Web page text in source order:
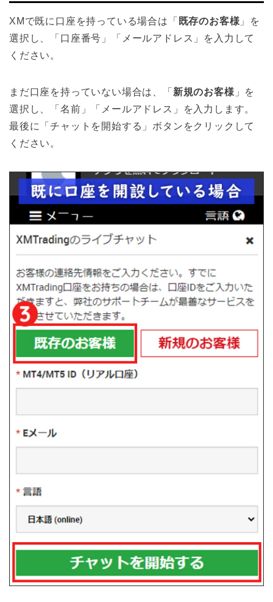
XMで既に口座を持っている場合は「 既存のお客様 」を
選択し、「口座番号」「メールアドレス」を入力して
ください。
まだ口座を持っていない場合は、「 新規のお客様 」を
選択し、「名前」「メールアドレス」を入力します。
最後に「チャットを開始する」ボタンをクリックして
ください。